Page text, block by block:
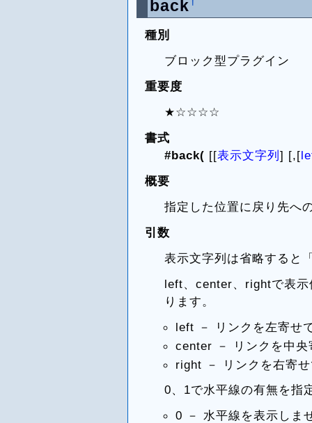
back
種別
ブロック型プラグイン
重要度
★☆☆☆☆
書式
#back( [[表示文字列] [,[
概要
指定した位置に戻り先へ
引数
表示文字列は省略すると
left、center、rightで表
ります。
left － リンクを左寄せ
center － リンクを中央
right － リンクを右寄
0、1で水平線の有無を指
0 － 水平線を表示しま